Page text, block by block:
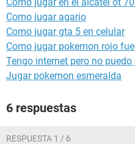
Como jugar agario
Como jugar gta 5 en celular
Como jugar pokemon rojo
Tengo internet pero no
Jugar pokemon esmeralda
6 respuestas
RESPUESTA 1 / 6